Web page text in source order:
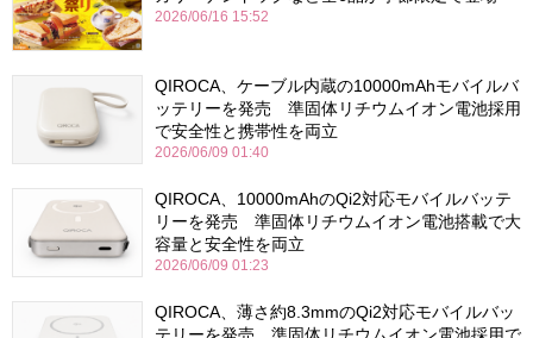
2026/06/16 15:52
QIROCA、ケーブル内蔵の10000mAhモバイルバ
ッテリーを発売 準固体リチウムイオン電池採用
で安全性と携帯性を両立
2026/06/09 01:40
QIROCA、10000mAhのQi2対応モバイルバッテ
リーを発売 準固体リチウムイオン電池搭載で大
容量と安全性を両立
2026/06/09 01:23
QIROCA、薄さ約8.3mmのQi2対応モバイルバッ